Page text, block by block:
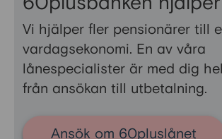
Vi hjälper fler pensionärer till
vardagsekonomi. En av våra
lånespecialister är med dig
från ansökan till utbetalning.
Ansök om 60pluslånet